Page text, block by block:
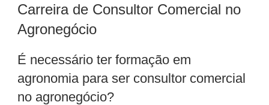
Carreira de Consultor Comercial no
Agronegócio
É necessário ter formação em
agronomia para ser consultor comercial
no agronegócio?